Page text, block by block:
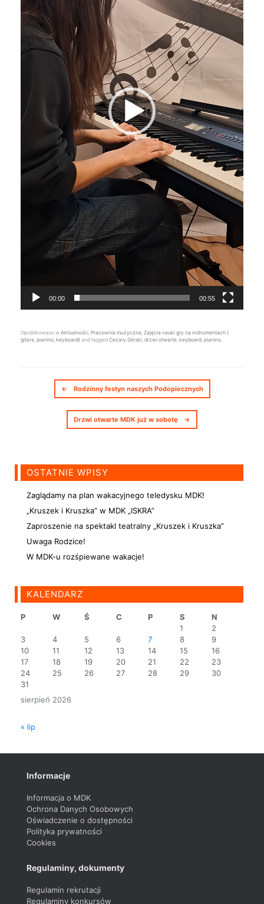
00:00 00:55
Opublikowano w Aktualności Pracownia muzyczna Zajęcia nauki gry na instrumentach (
gitara, pianino, keyboard) and tagged Cezary Górski drzwi otwarte keyboard pianino
Nawigacja postów
← Rodzinny festyn naszych Podopiecznych
Drzwi otwarte MDK już w sobotę →
OSTATNIE WPISY
Zaglądamy na plan wakacyjnego teledysku MDK!
„Kruszek i Kruszka” w MDK „ISKRA”
Zaproszenie na spektakl teatralny „Kruszek i Kruszka”
Uwaga Rodzice!
W MDK-u rozśpiewane wakacje!
KALENDARZ
sierpień 2026
P W Ś C P S
N
1
2
3
4 5 6 7 8
9
10
11 12 13 14 15
16
17
18 19 20 21 22
23
24
25 26 27 28 29
30
31
« lip
Informacje
Informacja o MDK
Ochrona Danych Osobowych
Oświadczenie o dostępności
Polityka prywatności
Cookies
Regulaminy, dokumenty
Regulamin rekrutacji
Regulaminy konkursów